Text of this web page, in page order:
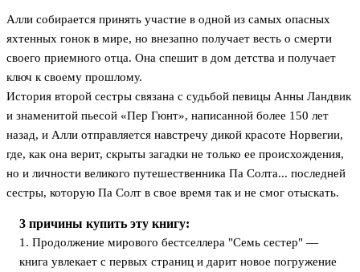
Алли собирается принять участие в одной из самых опасных
яхтенных гонок в мире, но внезапно получает весть о смерти
своего приемного отца. Она спешит в дом детства и получает
ключ к своему прошлому.
История второй сестры связана с судьбой певицы Анны Ландвик
и знаменитой пьесой «Пер Гюнт», написанной более 150 лет
назад, и Алли отправляется навстречу дикой красоте Норвегии,
где, как она верит, скрыты загадки не только ее происхождения,
но и личности великого путешественника Па Солта... последней
сестры, которую Па Солт в свое время так и не смог отыскать.
3 причины купить эту книгу:
1. Продолжение мирового бестселлера "Семь сестер" —
книга увлекает с первых страниц и дарит новое погружение